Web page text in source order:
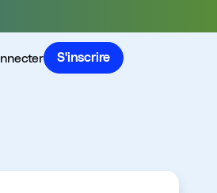
S'inscrire